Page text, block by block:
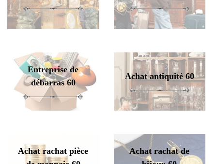
Entreprise de
débarras 60
Achat antiquité 60
Achat rachat pièce
Achat rachat de